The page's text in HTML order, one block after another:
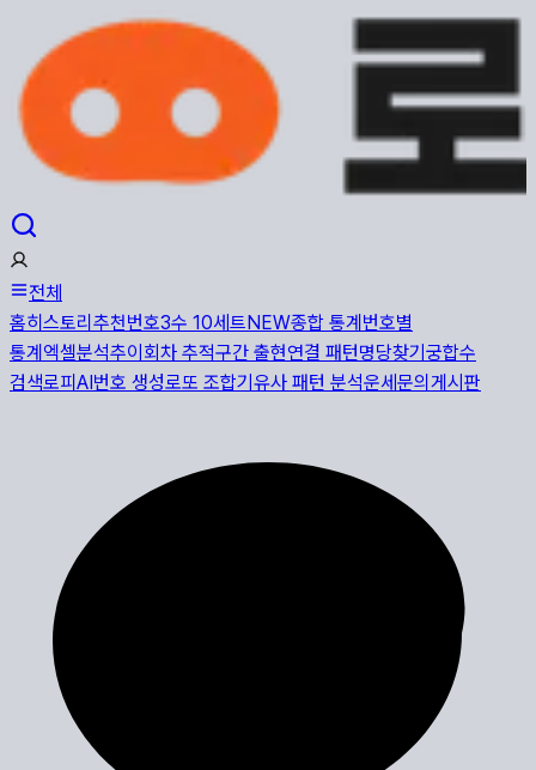
전체
홈히스토리 추천번호3수 10세트NEW종합 통계 번호별
통계 엑셀분석추이 회차 추적구간 출현연결 패턴명당찾기 궁합수
검색로피AI번호 생성로또 조합기 유사 패턴 분석운세 문의게시판